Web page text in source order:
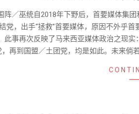
阵／巫统自2018年下野后，首要媒体集
党，出手“拯救”首要媒体，原因不外乎
此事再次反映了马来西亚媒体政治之现
再到国盟／土团党，均是如此。未来倘